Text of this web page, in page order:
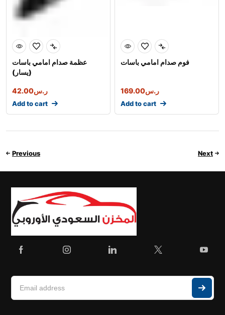
عظمة صدام امامي باسات
(يسار)
ر.س42.00
Add to cart
فوم صدام امامي باسات
ر.س169.00
Add to cart
Previous Next